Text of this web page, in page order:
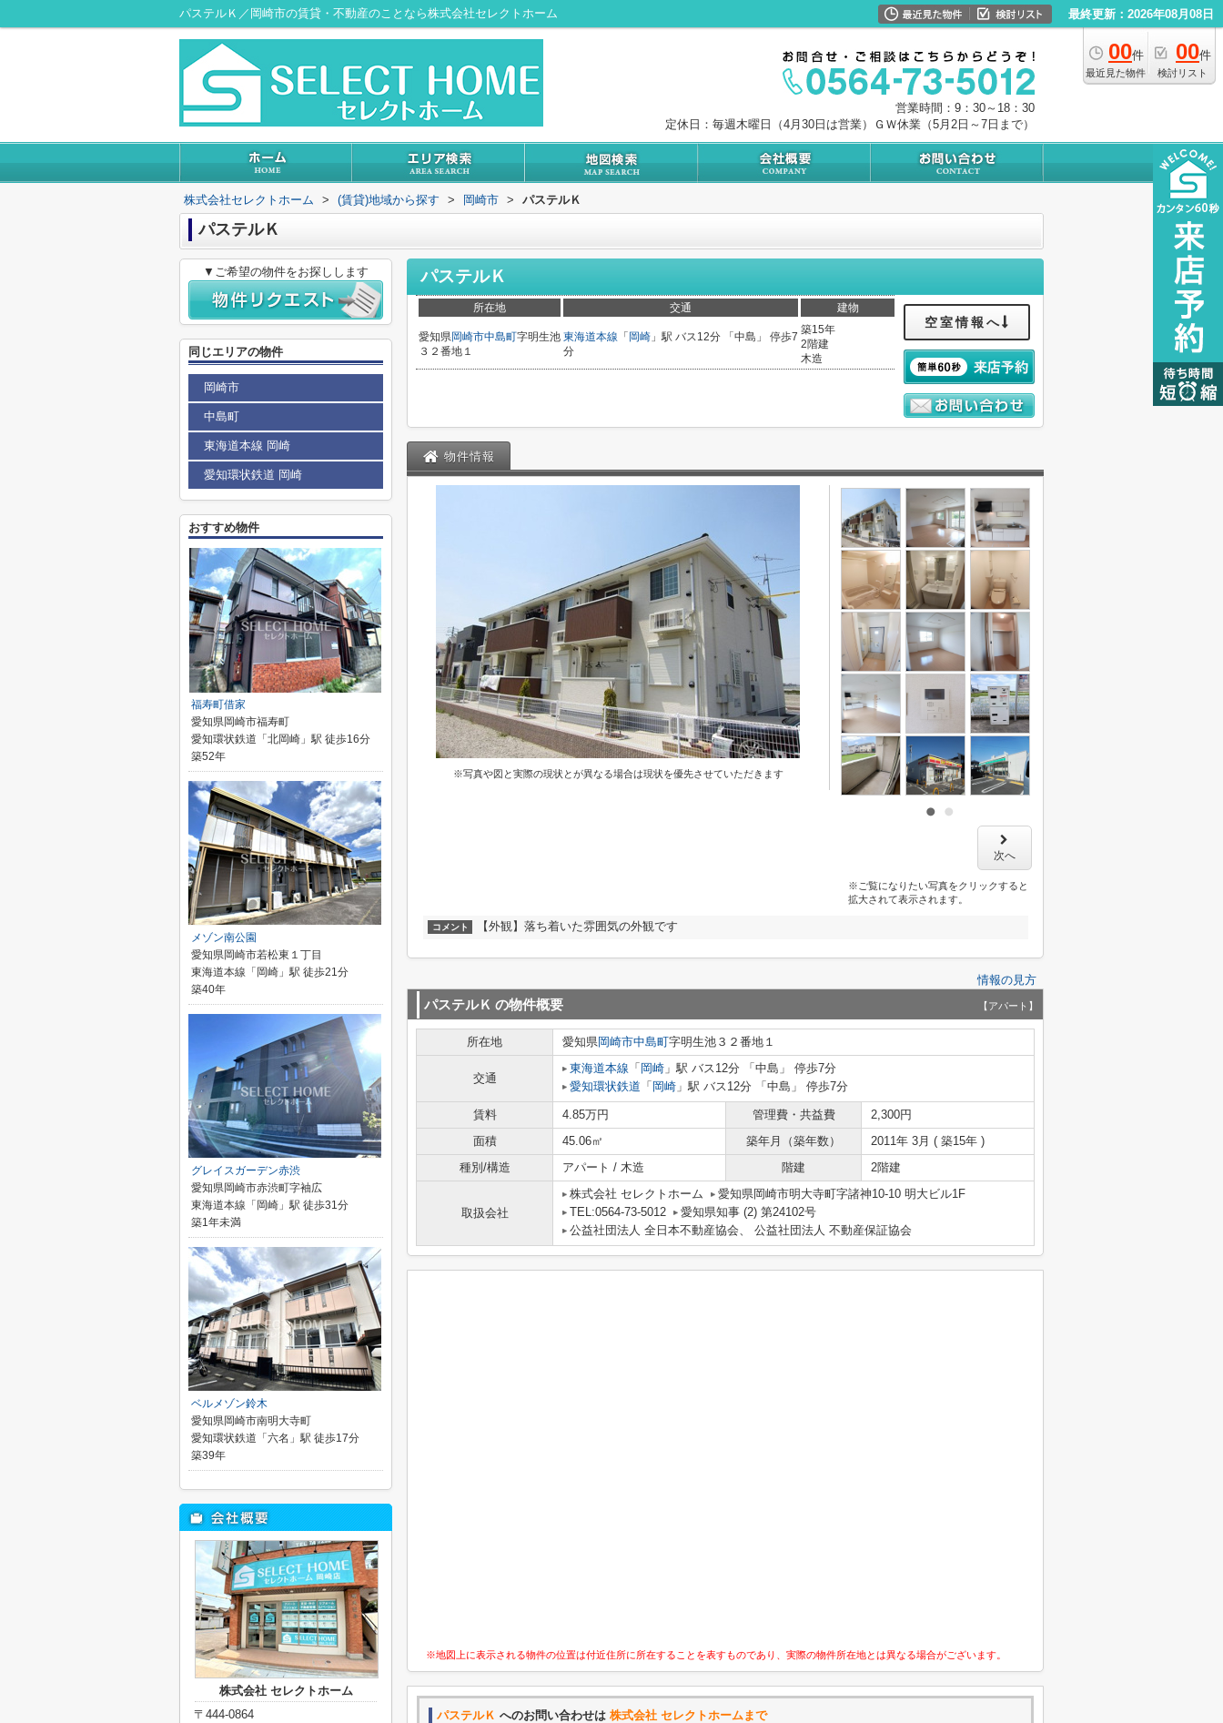
パステルＫ／岡崎市の賃貸・不動産のことなら株式会社セレクトホーム 最終更新：2026年08月08日
00件
最近見た物件
00件
検討リスト
営業時間：9：30～18：30
定休日：毎週木曜日（4月30日は営業）ＧＷ休業（5月2日～7日まで）
株式会社セレクトホーム > (賃貸)地域から探す > 岡崎市 > パステルＫ
パステルＫ
パステルＫ
所在地 交通 建物
愛知県岡崎市中島町字明生池
３２番地１
東海道本線 「 岡崎 」駅 バス12分 「中島」 停歩7
分
築15年
2階建
木造
空室情報へ
物件情報
※写真や図と実際の現状とが異なる場合は現状を優先させていただきます
次へ
※ご覧になりたい写真をクリックすると
拡大されて表示されます。
コメント 【外観】落ち着いた雰囲気の外観です
情報の見方
パステルＫ の物件概要 【アパート】
所在地 愛知県岡崎市中島町字明生池３２番地１
交通
東海道本線 「 岡崎 」駅 バス12分 「中島」 停歩7分
愛知環状鉄道 「 岡崎 」駅 バス12分 「中島」 停歩7分
賃料 4.85万円 管理費・共益費
2,300円
面積
45.06㎡ 築年月（築年数）
2011年 3月 ( 築15年 )
種別/構造
アパート / 木造 階建 2階建
取扱会社
株式会社 セレクトホーム
愛知県岡崎市明大寺町字諸神10-10 明大ビル1F
TEL:0564-73-5012
愛知県知事 (2) 第24102号
公益社団法人 全日本不動産協会、 公益社団法人 不動産保証協会
※地図上に表示される物件の位置は付近住所に所在することを表すものであり、実際の物件所在地とは異なる場合がございます。
パステルＫ へのお問い合わせは 株式会社 セレクトホームまで
▼ご希望の物件をお探しします
同じエリアの物件
岡崎市
中島町
東海道本線 岡崎
愛知環状鉄道 岡崎
おすすめ物件
福寿町借家
愛知県岡崎市福寿町
愛知環状鉄道「北岡崎」駅 徒歩16分
築52年
メゾン南公園
愛知県岡崎市若松東１丁目
東海道本線「岡崎」駅 徒歩21分
築40年
グレイスガーデン赤渋
愛知県岡崎市赤渋町字袖広
東海道本線「岡崎」駅 徒歩31分
築1年未満
ベルメゾン鈴木
愛知県岡崎市南明大寺町
愛知環状鉄道「六名」駅 徒歩17分
築39年
株式会社 セレクトホーム
〒444-0864